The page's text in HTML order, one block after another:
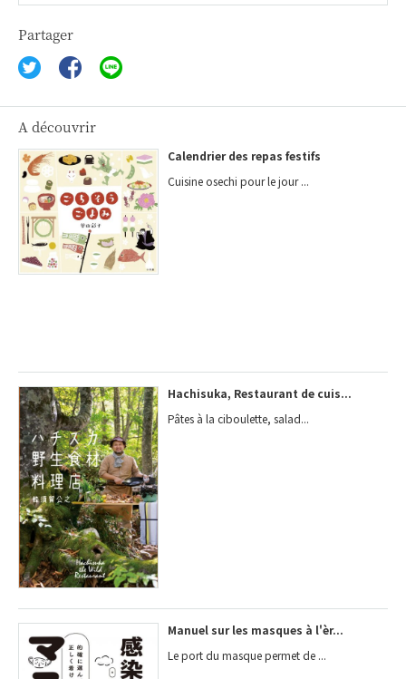
Partager
A découvrir
Calendrier des repas festifs
Cuisine osechi pour le jour ...
Hachisuka, Restaurant de cuis...
Pâtes à la ciboulette, salad...
Manuel sur les masques à l'èr...
Le port du masque permet de ...